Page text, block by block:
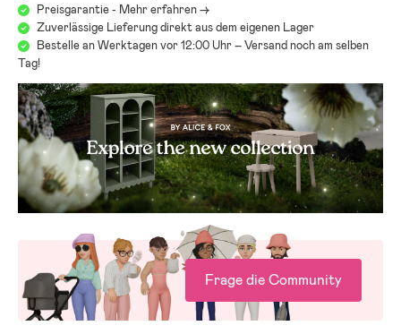
Preisgarantie - Mehr erfahren ->
Zuverlässige Lieferung direkt aus dem eigenen Lager
Bestelle an Werktagen vor 12:00 Uhr – Versand noch am selben
Tag!
Frage die Community